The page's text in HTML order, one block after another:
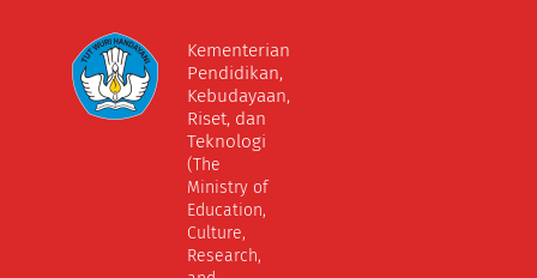
Kementerian
Pendidikan,
Kebudayaan,
Riset, dan
Teknologi
(The
Ministry of
Education,
Culture,
Research,